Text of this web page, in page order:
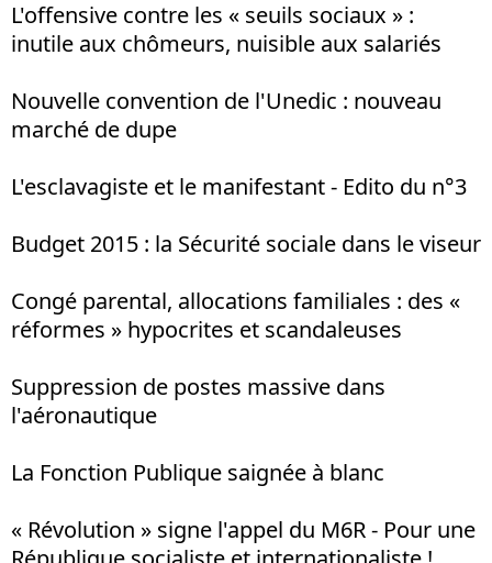
L'offensive contre les « seuils sociaux » :
inutile aux chômeurs, nuisible aux salariés
Nouvelle convention de l'Unedic : nouveau
marché de dupe
L'esclavagiste et le manifestant - Edito du n°3
Budget 2015 : la Sécurité sociale dans le viseur
Congé parental, allocations familiales : des «
réformes » hypocrites et scandaleuses
Suppression de postes massive dans
l'aéronautique
La Fonction Publique saignée à blanc
« Révolution » signe l'appel du M6R - Pour une